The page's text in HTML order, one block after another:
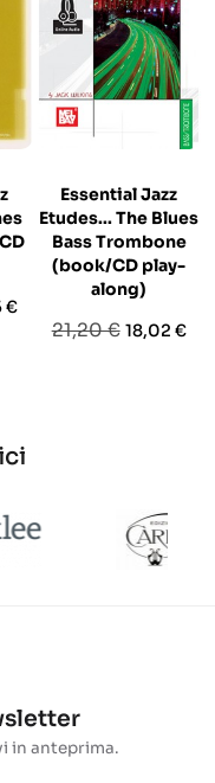
€
Essential Jazz
Etudes... The Blues
Bass Trombone
(book/CD play-
along)
Prezzo
21,20 € Prezzo
18,02 €
in anteprima.